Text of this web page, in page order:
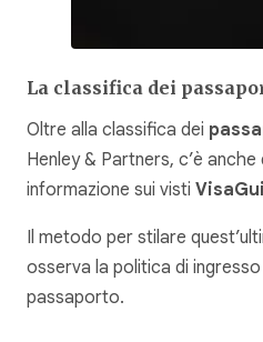
La classifica dei
Oltre alla classifica dei
Henley & Partners, c’è
informazione sui visti
Il metodo per stilare
osserva la politica di
passaporto.